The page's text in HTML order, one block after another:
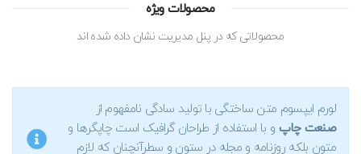
محصولات ویژه
محصولاتی که در پنل مدیریت نشان داده شده اند
لورم ایپسوم متن ساختگی با تولید سادگی نامفهوم از
صنعت چاپ و با استفاده از طراحان گرافیک است چاپگرها و
متون بلکه روزنامه و مجله در ستون و سطرآنچنان که لازم